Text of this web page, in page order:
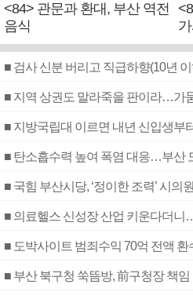
<84> 관문과 환대, 부산 역전
음식
■ 지역 상권도 말라죽을 판이라…가
■ 지방국립대 이르면 내년 신입생부
■ 탄소흡수력 높여 폭염 대응…부산
■ 의료헬스 신성장 산업 키운다더니
■ 도박사이트 범죄수익 70억 전액 환
■ 부산 북구청 쑥뜸방, 前구청장 책